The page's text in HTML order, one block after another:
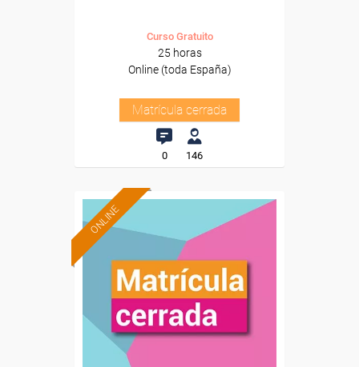
Curso Gratuito
25 horas
Online (toda España)
Matrícula cerrada
0 146
ONLINE